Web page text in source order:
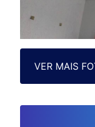
VER MAIS